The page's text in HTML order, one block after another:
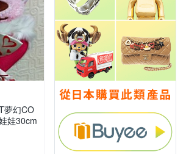
夢幻CO
娃30cm